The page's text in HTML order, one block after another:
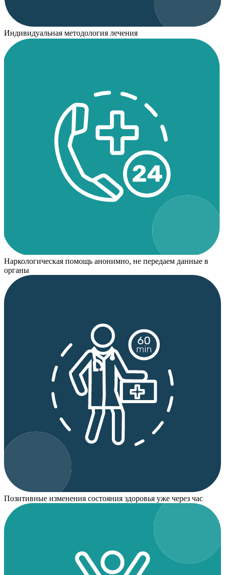
Индивидуальная методология лечения
Наркологическая помощь анонимно, не передаем данные в
органы
Позитивные изменения состояния здоровья уже через час